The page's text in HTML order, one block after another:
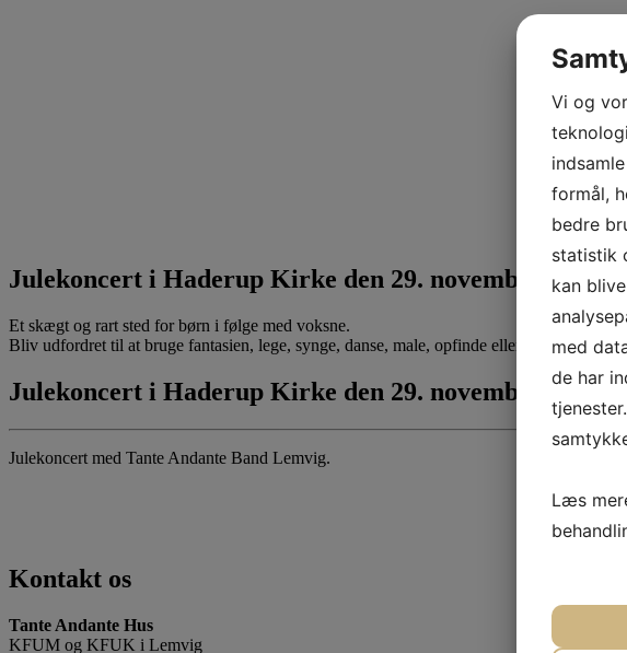
Julekoncert i Haderup Kirke den 29. november kl.
Et skægt og rart sted for børn i følge med voksne.
Bliv udfordret til at bruge fantasien, lege, synge, danse, male, opfinde eller fortælle
Julekoncert i Haderup Kirke den 29. november kl.
Julekoncert med Tante Andante Band Lemvig.
Kontakt os
Tante Andante Hus
KFUM og KFUK i Lemvig
Vi og
formål,
bedre
statistik
kan
med
de har
Læs